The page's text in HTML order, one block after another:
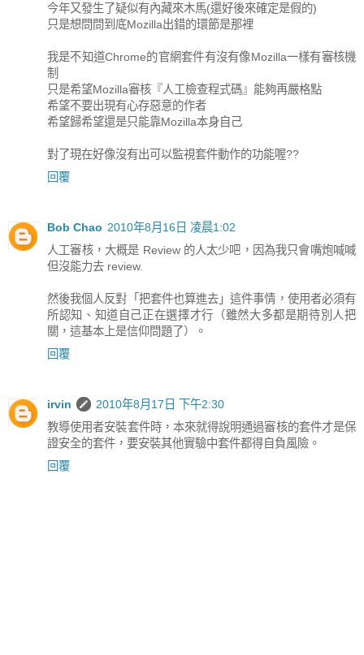
今年又發生了疑似有內藏來木馬(還好後來確定是假的)
只是想問問到底Mozilla出錯的環節是那裡
我是不知道Chrome的官網套件有沒有像Mozilla一樣有審核機
制
只是希望Mozilla審核『人工檢查程式碼』能夠再嚴格點
希望不要出現有心存惡意的作者
希望歸希望還是只能靠Mozilla本身自己
對了現在好像沒有出可以監視套件動作的功能喔??
回覆
Bob Chao 2010年8月16日 凌晨1:02
人工審核，大概是 Review 的人太少吧，因為我只會嘴炮喊喊
但沒能力去 review.
然後我個人反對「把套件也算進去」這件事情，使用者必須有
所認知、知道自己正在選擇才行（雖然大多都是期待別人把
關，這基本上是信仰問題了）。
回覆
irvin
2010年8月17日 下午2:30
教導使用者安裝套件時，本來就得說明通過審核的套件才是保
證安全的套件，要安裝其他實驗中套件都得自負風險。
回覆